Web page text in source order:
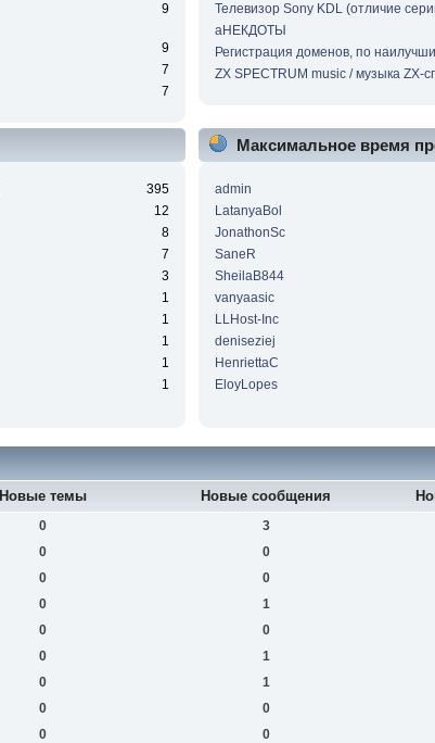
9
9
7
7
Телевизор Sony KDL (отличие
аНЕКДОТЫ
Регистрация доменов, по
ZX SPECTRUM music / музыка ZX-
395
12
8
7
3
1
1
1
1
1
Максимальное время
admin
LatanyaBol
JonathonSc
SaneR
SheilaB844
vanyaasic
LLHost-Inc
deniseziej
HenriettaC
EloyLopes
Новые темы Новые сообщения
0
3
0
0
0
0
0
1
0
0
0
1
0
1
0
0
0
0